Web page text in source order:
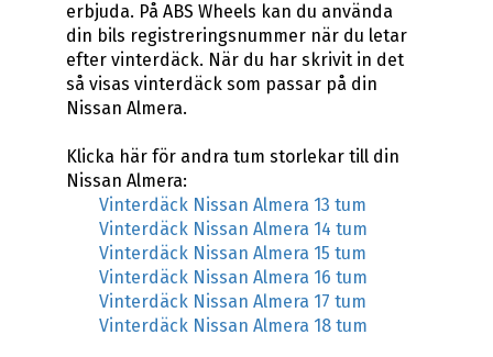
erbjuda. På ABS Wheels kan du använda
din bils registreringsnummer när du letar
efter vinterdäck. När du har skrivit in det
så visas vinterdäck som passar på din
Nissan Almera.
Klicka här för andra tum storlekar till din
Nissan Almera:
Vinterdäck Nissan Almera 13 tum
Vinterdäck Nissan Almera 14 tum
Vinterdäck Nissan Almera 15 tum
Vinterdäck Nissan Almera 16 tum
Vinterdäck Nissan Almera 17 tum
Vinterdäck Nissan Almera 18 tum